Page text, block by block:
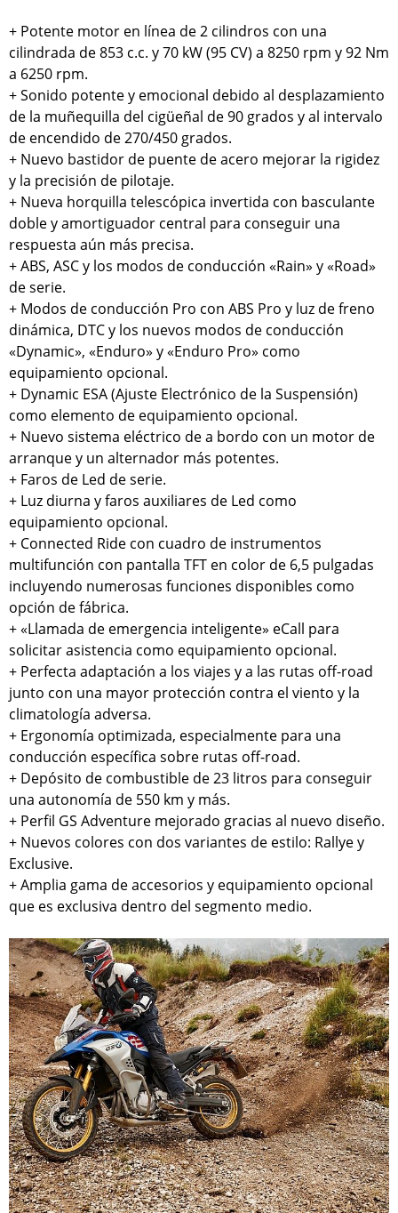
+ Potente motor en línea de 2 cilindros con una
cilindrada de 853 c.c. y 70 kW (95 CV) a 8250 rpm y 92 Nm
a 6250 rpm.
+ Sonido potente y emocional debido al desplazamiento
de la muñequilla del cigüeñal de 90 grados y al intervalo
de encendido de 270/450 grados.
+ Nuevo bastidor de puente de acero mejorar la rigidez
y la precisión de pilotaje.
+ Nueva horquilla telescópica invertida con basculante
doble y amortiguador central para conseguir una
respuesta aún más precisa.
+ ABS, ASC y los modos de conducción «Rain» y «Road»
de serie.
+ Modos de conducción Pro con ABS Pro y luz de freno
dinámica, DTC y los nuevos modos de conducción
«Dynamic», «Enduro» y «Enduro Pro» como
equipamiento opcional.
+ Dynamic ESA (Ajuste Electrónico de la Suspensión)
como elemento de equipamiento opcional.
+ Nuevo sistema eléctrico de a bordo con un motor de
arranque y un alternador más potentes.
+ Faros de Led de serie.
+ Luz diurna y faros auxiliares de Led como
equipamiento opcional.
+ Connected Ride con cuadro de instrumentos
multifunción con pantalla TFT en color de 6,5 pulgadas
incluyendo numerosas funciones disponibles como
opción de fábrica.
+ «Llamada de emergencia inteligente» eCall para
solicitar asistencia como equipamiento opcional.
+ Perfecta adaptación a los viajes y a las rutas off-road
junto con una mayor protección contra el viento y la
climatología adversa.
+ Ergonomía optimizada, especialmente para una
conducción específica sobre rutas off-road.
+ Depósito de combustible de 23 litros para conseguir
una autonomía de 550 km y más.
+ Perfil GS Adventure mejorado gracias al nuevo diseño.
+ Nuevos colores con dos variantes de estilo: Rallye y
Exclusive.
+ Amplia gama de accesorios y equipamiento opcional
que es exclusiva dentro del segmento medio.